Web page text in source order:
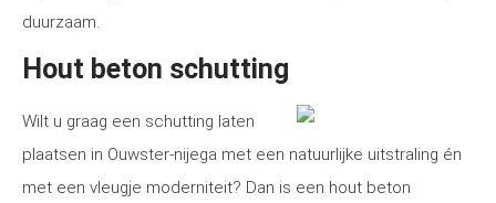
duurzaam.
Hout beton schutting
Wilt u graag een schutting laten
plaatsen in Ouwster-nijega met een natuurlijke uitstraling én
met een vleugje moderniteit? Dan is een hout beton